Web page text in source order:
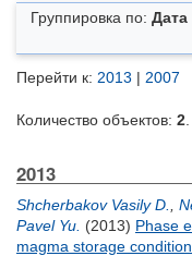
Группировка по: Дата
Перейти к: 2013 | 2007
Количество объектов: 2
2013
Shcherbakov Vasily D.
Pavel Yu. (2013) Phase
magma storage